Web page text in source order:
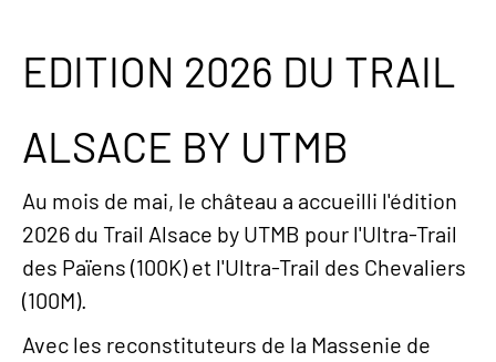
EDITION 2026 DU TRAIL
ALSACE BY UTMB
Au mois de mai, le château a accueilli l'édition
2026 du Trail Alsace by UTMB pour l'Ultra-Trail
des Païens (100K) et l'Ultra-Trail des Chevaliers
(100M).
Avec les reconstituteurs de la Massenie de